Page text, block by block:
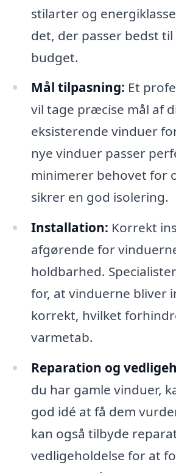
stilarter og
det, der passer bedst
budget.
Mål tilpasning: Et
vil tage præcise mål af
eksisterende vinduer
nye vinduer passer
minimerer behovet for
sikrer en god isolering.
Installation: Korrekt
afgørende for
holdbarhed.
for, at vinduerne bliver
korrekt, hvilket
varmetab.
Reparation og
du har gamle vinduer,
god idé at få dem
kan også tilbyde
vedligeholdelse for at